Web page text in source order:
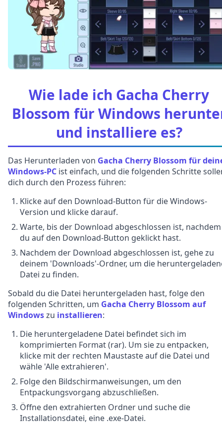
Wie lade ich Gacha Cherry
Blossom für Windows
und installiere es?
Das Herunterladen von Gacha Cherry Blossom für
Windows-PC ist einfach, und die folgenden Schritte
dich durch den Prozess führen:
Klicke auf den Download-Button für die Windows-
Version und klicke darauf.
Warte, bis der Download abgeschlossen ist, nachdem
du auf den Download-Button geklickt hast.
Nachdem der Download abgeschlossen ist, gehe zu
deinem 'Downloads'-Ordner, um die
Datei zu finden.
Sobald du die Datei heruntergeladen hast, folge den
folgenden Schritten, um Gacha Cherry Blossom auf
Windowszu installieren:
Die heruntergeladene Datei befindet sich im
komprimierten Format (rar). Um sie zu entpacken,
klicke mit der rechten Maustaste auf die Datei und
wähle 'Alle extrahieren'.
Folge den Bildschirmanweisungen, um den
Entpackungsvorgang abzuschließen.
Öffne den extrahierten Ordner und suche die
Installationsdatei, eine .exe-Datei.